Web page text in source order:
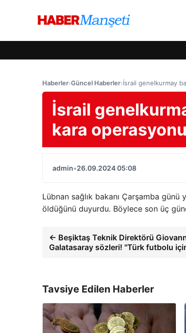
Haberler›Güncel Haberler›İsrail genelkurmay
İsrail
kara operasyonu
admin•26.09.2024 05:08
Lübnan sağlık bakanı Çarşamba günü
öldüğünü duyurdu. Böylece son üç
← Beşiktaş Teknik Direktörü
Galatasaray sözleri! ''Türk futbolu
Tavsiye Edilen Haberler